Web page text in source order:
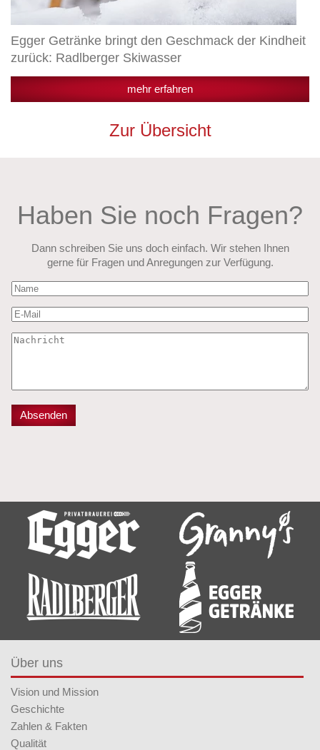
Egger Getränke bringt den Geschmack der Kindheit
zurück: Radlberger Skiwasser
mehr erfahren
Zur Übersicht
Haben Sie noch Fragen?
Dann schreiben Sie uns doch einfach. Wir stehen Ihnen
gerne für Fragen und Anregungen zur Verfügung.
Über uns
Vision und Mission
Geschichte
Zahlen & Fakten
Qualität